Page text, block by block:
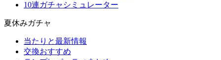
10連ガチャシミュレーター
夏休みガチャ
当たりと最新情報
交換おすすめ